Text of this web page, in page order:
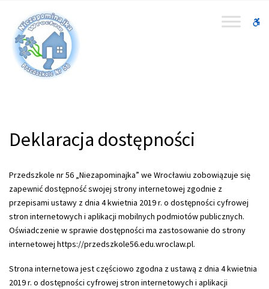
Deklaracja
dostępności
Deklaracja dostępności
Przedszkole nr 56 „Niezapominajka” we Wrocławiu zobowiązuje się
zapewnić dostępność swojej strony internetowej zgodnie z
przepisami ustawy z dnia 4 kwietnia 2019 r. o dostępności cyfrowej
stron internetowych i aplikacji mobilnych podmiotów publicznych.
Oświadczenie w sprawie dostępności ma zastosowanie do strony
internetowej https://przedszkole56.edu.wroclaw.pl.
Strona internetowa jest częściowo zgodna z ustawą z dnia 4 kwietnia
2019 r. o dostępności cyfrowej stron internetowych i aplikacji